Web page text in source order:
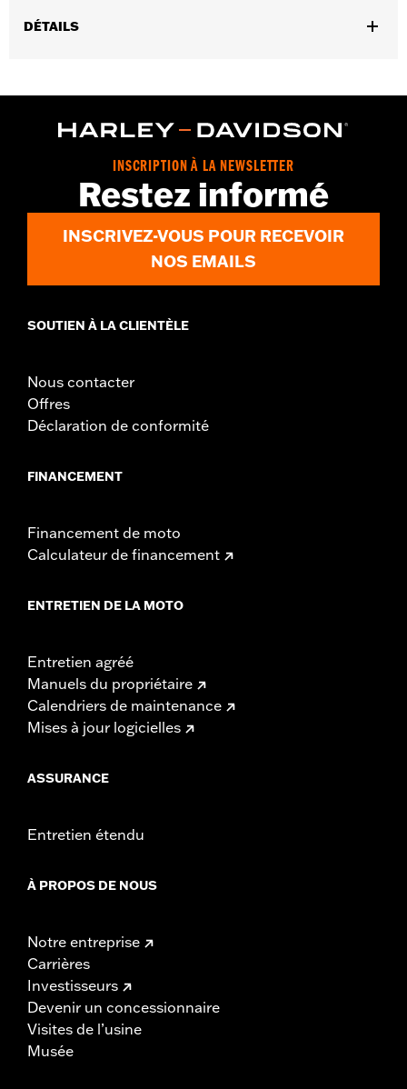
DÉTAILS
Sold In Units:Each
1 year limited warranty – Go towww.h-
d.com/warrantyfor full details
INSCRIPTION À LA NEWSLETTER
Restez informé
INSCRIVEZ-VOUS POUR RECEVOIR
NOS EMAILS
SOUTIEN À LA CLIENTÈLE
Nous contacter
Offres
Déclaration de conformité
FINANCEMENT
Financement de moto
Calculateur de financement
ENTRETIEN DE LA MOTO
Entretien agréé
Manuels du propriétaire
Calendriers de maintenance
Mises à jour logicielles
ASSURANCE
Entretien étendu
À PROPOS DE NOUS
Notre entreprise
Carrières
Investisseurs
Devenir un concessionnaire
Visites de l’usine
Musée